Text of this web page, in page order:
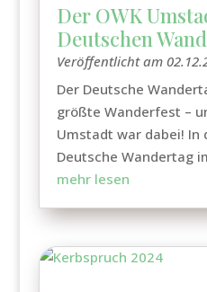
Der OWK
Deutschen
Veröffentlicht am
Der Deutsche
größte Wanderfest –
Umstadt war dabei! In
Deutsche Wandertag
mehr lesen